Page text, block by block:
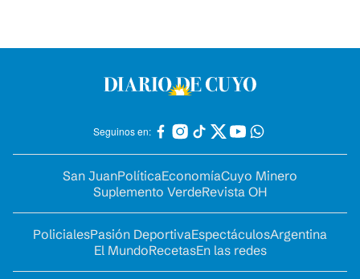
Seguinos en:
San JuanPolíticaEconomíaCuyo Minero
Suplemento VerdeRevista OH
PolicialesPasión DeportivaEspectáculosArgentina
El MundoRecetasEn las redes